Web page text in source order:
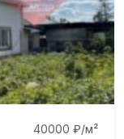
40000 ₽/м²